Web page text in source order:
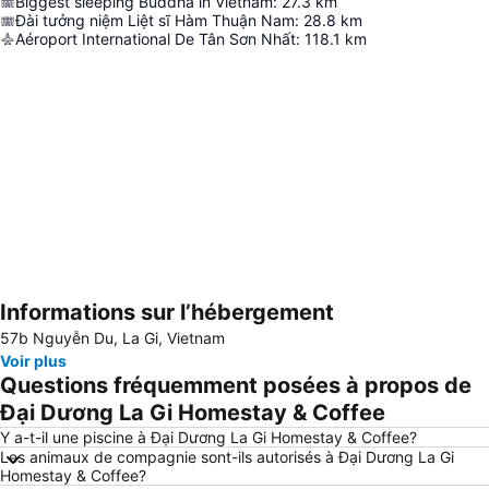
Đài tưởng niệm Liệt sĩ Hàm Thuận Nam: 28.8 km
Aéroport International De Tân Sơn Nhất: 118.1 km
Agrandir la carte
Informations sur l’hébergement
57b Nguyễn Du, La Gi, Vietnam
Voir plus
Questions fréquemment posées à propos de
Đại Dương La Gi Homestay & Coffee
Y a-t-il une piscine à Đại Dương La Gi Homestay & Coffee?
Les animaux de compagnie sont-ils autorisés à Đại Dương La Gi
Homestay & Coffee?